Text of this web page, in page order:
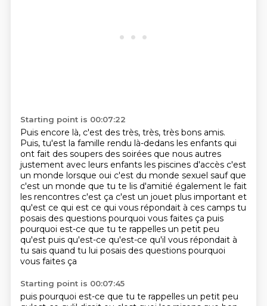
Starting point is 00:07:22
Puis encore là, c'est des très, très, très bons amis.
Puis, tu'est la famille rendu là-dedans les enfants qui
ont fait des soupers des soirées que nous autres
justement avec leurs enfants les piscines d'accès c'est
un monde lorsque oui c'est du monde sexuel sauf que
c'est un monde que tu te lis d'amitié également le fait
les rencontres c'est ça c'est un jouet plus important et
qu'est ce qui est ce qui vous répondait à ces camps tu
posais des questions pourquoi vous faites ça puis
pourquoi est-ce que tu te rappelles un petit peu
qu'est puis qu'est-ce qu'est-ce qu'il vous répondait à
tu sais quand tu lui posais des questions pourquoi
vous faites ça
Starting point is 00:07:45
puis pourquoi est-ce que tu te rappelles un petit peu